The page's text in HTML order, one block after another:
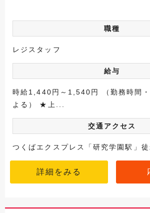
職種
レジスタッフ
給与
時給1,440円～1,540円 （勤務時間・
よる） ★上...
交通アクセス
つくばエクスプレス「研究学園駅」
詳細をみる